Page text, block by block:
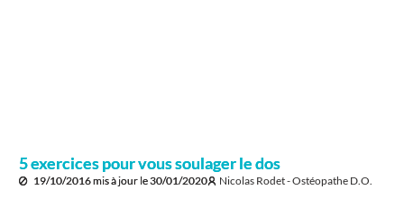
5 exercices pour vous soulager le dos
19/10/2016mis à jour le30/01/2020 Nicolas Rodet - Ostéopathe D.O.